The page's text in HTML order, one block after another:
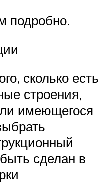
подробно.
сколько есть
строения,
имеющегося
сделан в